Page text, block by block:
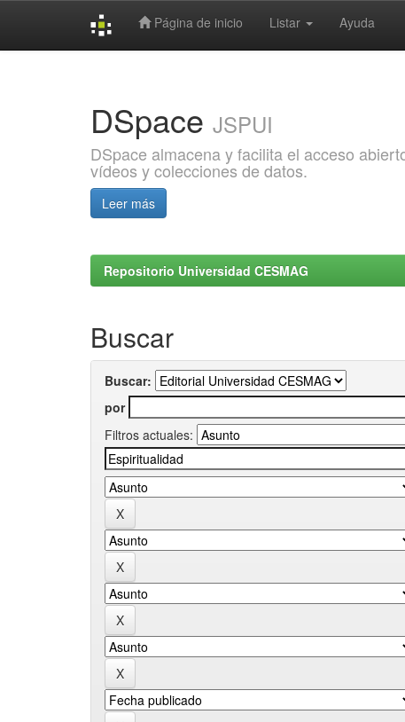
Página de inicio Listar Ayuda
DSpace JSPUI
DSpace almacena y facilita el acceso
vídeos y colecciones de datos.
Leer más
Repositorio Universidad CESMAG
Buscar
Buscar:
por
Filtros actuales: